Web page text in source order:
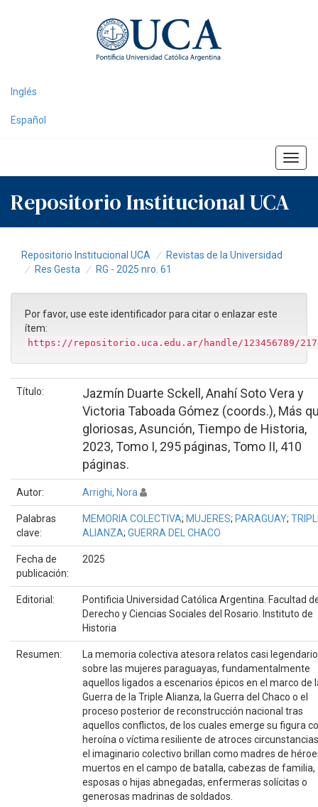
Inglés
Español
Repositorio Institucional UCA
Repositorio Institucional UCA
Revistas de la Universidad
Res Gesta
RG - 2025 nro. 61
Por favor, use este identificador para citar o enlazar este
ítem:
https://repositorio.uca.edu.ar/handle/123456789/
Título:
Jazmín Duarte Sckell, Anahí Soto Vera y
Victoria Taboada Gómez (coords.), Más
gloriosas, Asunción, Tiempo de Historia,
2023, Tomo I, 295 páginas, Tomo II, 410
páginas.
Autor: Arrighi, Nora
Palabras
clave:
MEMORIA COLECTIVA; MUJERES; PARAGUAY;
ALIANZA; GUERRA DEL CHACO
Fecha de
publicación:
2025
Editorial:
Pontificia Universidad Católica Argentina. Facultad
Derecho y Ciencias Sociales del Rosario. Instituto de
Historia
Resumen:
La memoria colectiva atesora relatos casi
sobre las mujeres paraguayas, fundamentalmente
aquellos ligados a escenarios épicos en el marco de
Guerra de la Triple Alianza, la Guerra del Chaco o el
proceso posterior de reconstrucción nacional tras
aquellos conflictos, de los cuales emerge su figura
heroína o víctima resiliente de atroces
el imaginario colectivo brillan como madres de
muertos en el campo de batalla, cabezas de familia,
esposas o hijas abnegadas, enfermeras solícitas o
generosas madrinas de soldados.